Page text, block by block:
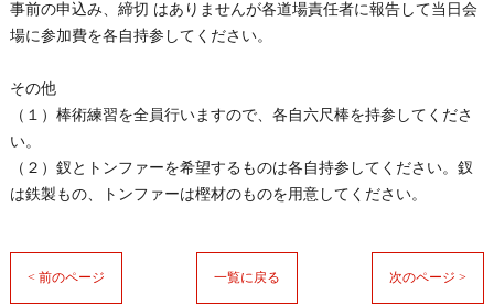
事前の申込み、締切 はありませんが各道場責任者に報告して当日会
場に参加費を各自持参してください。
その他
（１）棒術練習を全員行いますので、 各自六尺棒を持参してくださ
い。
（２）釵とトンファーを希望するものは各自持参してください。 釵
は鉄製もの、トンファーは樫材のものを用意してください。
< 前のページ 一覧に戻る 次のページ >